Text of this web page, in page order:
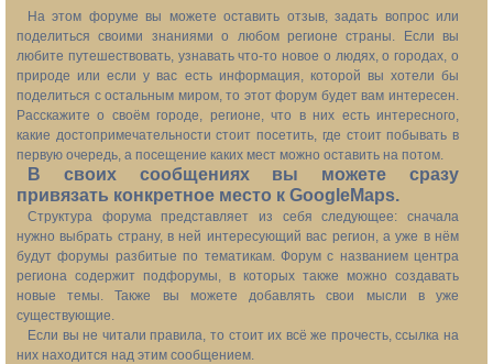
На этом форуме вы можете оставить отзыв, задать вопрос или
поделиться своими знаниями о любом регионе страны. Если вы
любите путешествовать, узнавать что-то новое о людях, о городах, о
природе или если у вас есть информация, которой вы хотели бы
поделиться с остальным миром, то этот форум будет вам интересен.
Расскажите о своём городе, регионе, что в них есть интересного,
какие достопримечательности стоит посетить, где стоит побывать в
первую очередь, а посещение каких мест можно оставить на потом.
В своих сообщениях вы можете сразу
привязать конкретное место к GoogleMaps.
Структура форума представляет из себя следующее: сначала
нужно выбрать страну, в ней интересующий вас регион, а уже в нём
будут форумы разбитые по тематикам. Форум с названием центра
региона содержит подфорумы, в которых также можно создавать
новые темы. Также вы можете добавлять свои мысли в уже
существующие.
Если вы не читали правила, то стоит их всё же прочесть, ссылка на
них находится над этим сообщением.